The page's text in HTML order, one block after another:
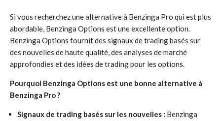
Si vous recherchez une alternative à Benzinga Pro qui est plus
abordable, Benzinga Options est une excellente option.
Benzinga Options fournit des signaux de trading basés sur
des nouvelles de haute qualité, des analyses de marché
approfondies et des idées de trading pour les options.
Pourquoi Benzinga Options est une bonne alternative à
Benzinga Pro ?
Signaux de trading basés sur les nouvelles : Benzinga